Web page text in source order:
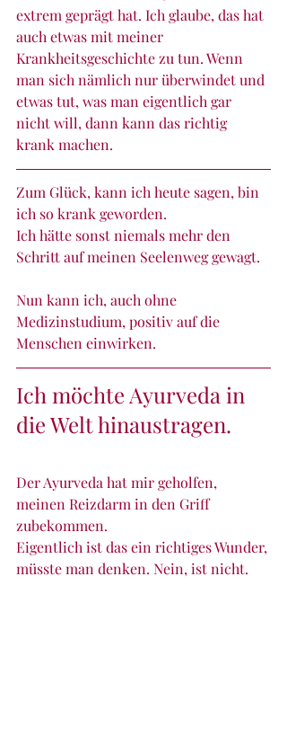
extrem geprägt hat. Ich glaube, das hat
auch etwas mit meiner
Krankheitsgeschichte zu tun. Wenn
man sich nämlich nur überwindet und
etwas tut, was man eigentlich gar
nicht will, dann kann das richtig
krank machen.
Zum Glück, kann ich heute sagen, bin
ich so krank geworden.
Ich hätte sonst niemals mehr den
Schritt auf meinen Seelenweg gewagt.
Nun kann ich, auch ohne
Medizinstudium, positiv auf die
Menschen einwirken.
Ich möchte Ayurveda in
die Welt hinaustragen.
Der Ayurveda hat mir geholfen,
meinen Reizdarm in den Griff
zubekommen.
Eigentlich ist das ein richtiges Wunder,
müsste man denken. Nein, ist nicht.